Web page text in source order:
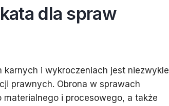
dla spraw
i wykroczeniach jest niezwykle
prawnych. Obrona w sprawach
materialnego i procesowego, a także